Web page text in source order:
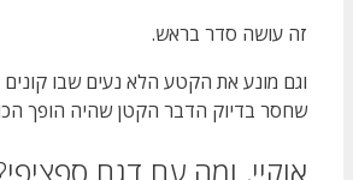
זה עושה סדר בראש.
וגם מונע את הקטע הלא נעים שבו קונים
שחסר בדיוק הדבר הקטן שהיה הופך
אוקיי, ומה עם דגם